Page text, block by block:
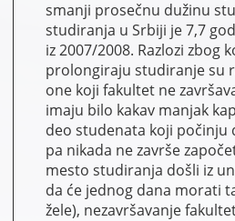
smanji prosečnu dužinu
studiranja u Srbiji je 7,7
iz 2007/2008. Razlozi zbog
prolongiraju studiranje su
one koji fakultet ne
imaju bilo kakav manjak
deo studenata koji počinju
pa nikada ne završe
mesto studiranja došli iz
da će jednog dana morati
žele), nezavršavanje